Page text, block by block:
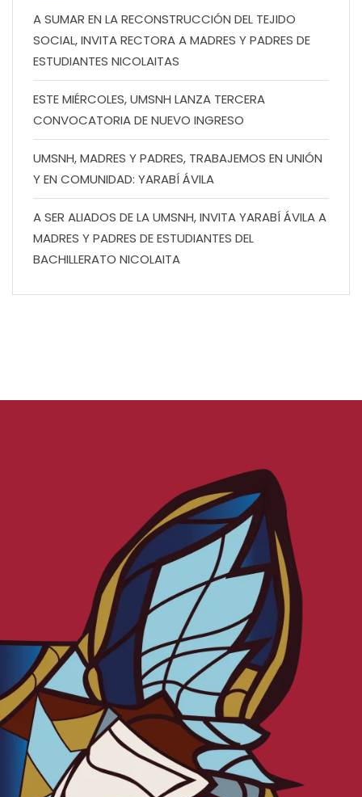
A SUMAR EN LA RECONSTRUCCIÓN DEL TEJIDO
SOCIAL, INVITA RECTORA A MADRES Y PADRES DE
ESTUDIANTES NICOLAITAS
ESTE MIÉRCOLES, UMSNH LANZA TERCERA
CONVOCATORIA DE NUEVO INGRESO
UMSNH, MADRES Y PADRES, TRABAJEMOS EN UNIÓN
Y EN COMUNIDAD: YARABÍ ÁVILA
A SER ALIADOS DE LA UMSNH, INVITA YARABÍ ÁVILA A
MADRES Y PADRES DE ESTUDIANTES DEL
BACHILLERATO NICOLAITA